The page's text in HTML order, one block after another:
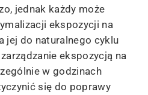
jednak każdy może
ekspozycji na
jej do naturalnego cyklu
ekspozycją na
w godzinach
się do poprawy